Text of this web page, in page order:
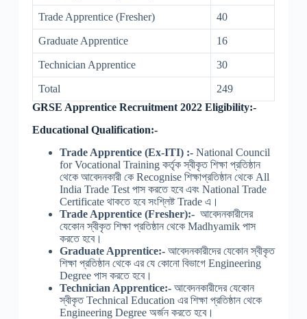
Trade Apprentice (Fresher) 40
Graduate Apprentice 16
Technician Apprentice 30
Total
249
GRSE Apprentice Recruitment 2022 Eligibility:-
Educational Qualification:-
Trade Apprentice (Ex-ITI) :-National Council
for Vocational Training কর্তৃক স্বীকৃত শিক্ষা প্রতিষ্ঠান
থেকে আবেদনকারী কে Recognise শিক্ষাপ্রতিষ্ঠান থেকে All
India Trade Test পাস করতে হবে এবং National Trade
Certificate থাকতে হবে সংশ্লিষ্ট Trade এ।
Trade Apprentice (Fresher):- আবেদনকারীদের
যেকোন স্বীকৃত শিক্ষা প্রতিষ্ঠান থেকে Madhyamik পাস
করতে হবে।
Graduate Apprentice:- আবেদনকারীদের যেকোন স্বীকৃত
শিক্ষা প্রতিষ্ঠান থেকে এর যে কোনো বিভাগে Engineering
Degree পাস করতে হবে।
Technician Apprentice:- আবেদনকারীদের যেকোন
স্বীকৃত Technical Education এর শিক্ষা প্রতিষ্ঠান থেকে
Engineering Degree অর্জন করতে হবে।